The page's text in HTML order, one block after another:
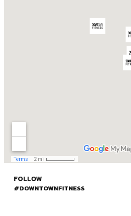
FOLLOW
#DOWNTOWNFITNESS